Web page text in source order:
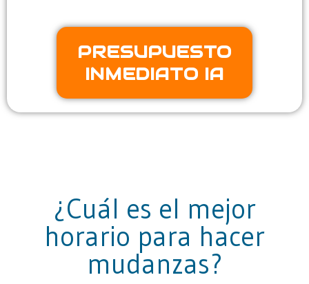
PRESUPUESTO
INMEDIATO IA
¿Cuál es el mejor
horario para hacer
mudanzas?